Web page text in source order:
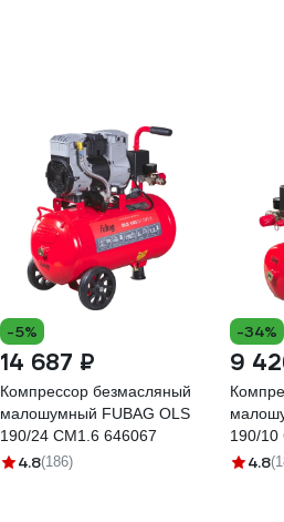
-5%
14 687 ₽
Компрессор безмасляный
малошумный FUBAG OLS
190/24 CM1.6 646067
4.8(186)
-34%
9
190/10
4.8